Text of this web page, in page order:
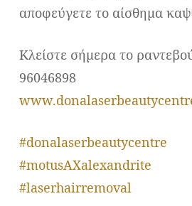
αποφεύγετε το αίσθημα
Κλείστε σήμερα το
96046898
#donalaserbeautycentre
#motusAXalexandrite
#laserhairremoval